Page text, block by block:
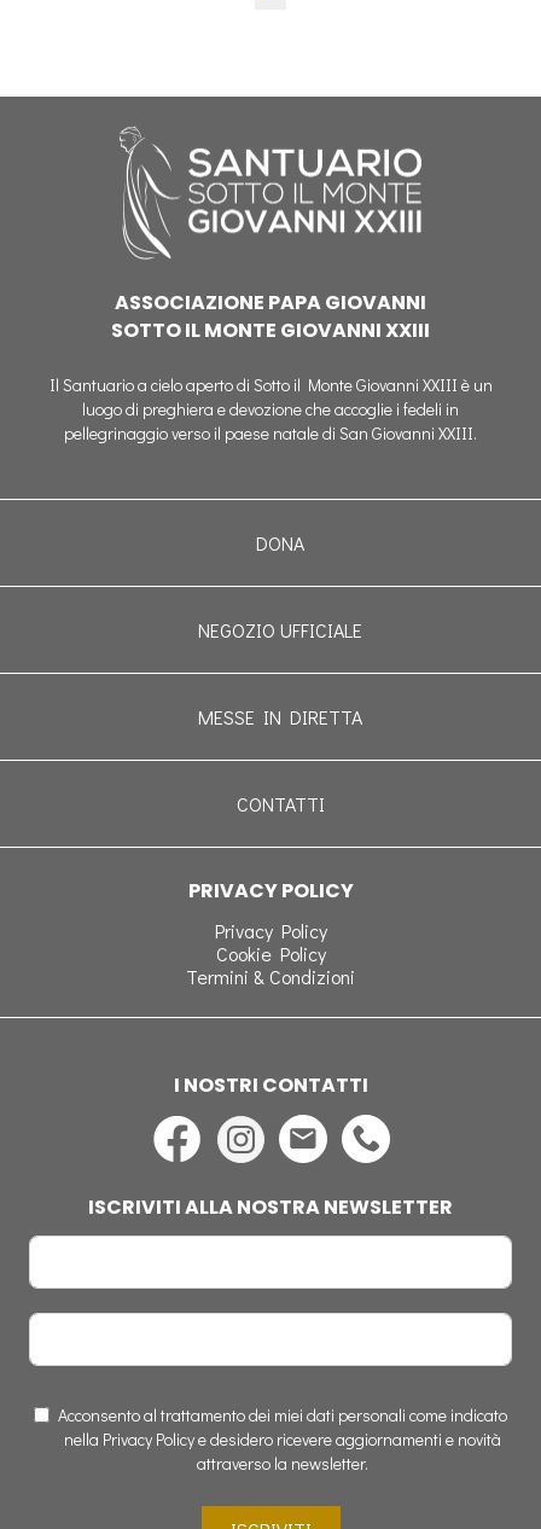
ASSOCIAZIONE PAPA GIOVANNI
SOTTO IL MONTE GIOVANNI XXIII
Il Santuario a cielo aperto di Sotto il Monte Giovanni XXIII è un
luogo di preghiera e devozione che accoglie i fedeli in
pellegrinaggio verso il paese natale di San Giovanni XXIII.
DONA
NEGOZIO UFFICIALE
MESSE IN DIRETTA
CONTATTI
PRIVACY POLICY
Privacy Policy
Cookie Policy
Termini & Condizioni
I NOSTRI CONTATTI
ISCRIVITI ALLA NOSTRA NEWSLETTER
Acconsento al trattamento dei miei dati personali come indicato
nella Privacy Policy e desidero ricevere aggiornamenti e novità
attraverso la newsletter.